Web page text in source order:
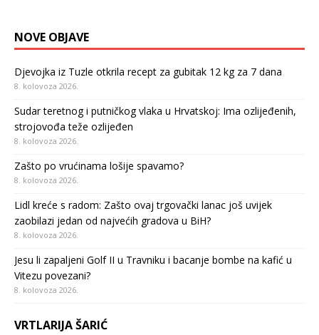
NOVE OBJAVE
Djevojka iz Tuzle otkrila recept za gubitak 12 kg za 7 dana
8. kolovoza 2026.
Sudar teretnog i putničkog vlaka u Hrvatskoj: Ima ozlijeđenih,
strojovođa teže ozlijeđen
8. kolovoza 2026.
Zašto po vrućinama lošije spavamo?
8. kolovoza 2026.
Lidl kreće s radom: Zašto ovaj trgovački lanac još uvijek
zaobilazi jedan od najvećih gradova u BiH?
8. kolovoza 2026.
Jesu li zapaljeni Golf II u Travniku i bacanje bombe na kafić u
Vitezu povezani?
8. kolovoza 2026.
VRTLARIJA ŠARIĆ